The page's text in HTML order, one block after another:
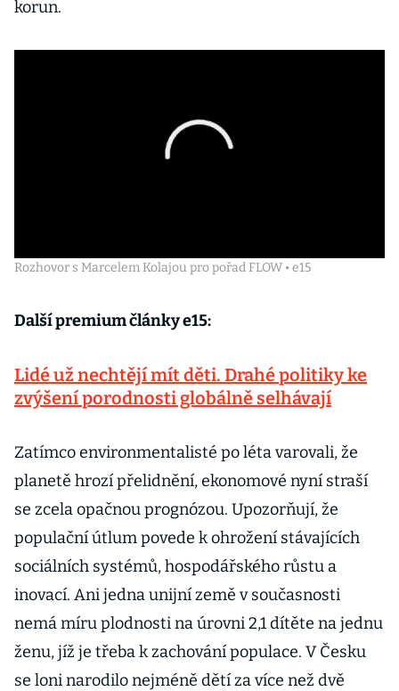
korun.
Rozhovor s Marcelem Kolajou pro pořad FLOW • e15
Další premium články e15:
Lidé už nechtějí mít děti. Drahé politiky ke
zvýšení porodnosti globálně selhávají
Zatímco environmentalisté po léta varovali, že
planetě hrozí přelidnění, ekonomové nyní straší
se zcela opačnou prognózou. Upozorňují, že
populační útlum povede k ohrožení stávajících
sociálních systémů, hospodářského růstu a
inovací. Ani jedna unijní země v současnosti
nemá míru plodnosti na úrovni 2,1 dítěte na jednu
ženu, jíž je třeba k zachování populace. V Česku
se loni narodilo nejméně dětí za více než dvě